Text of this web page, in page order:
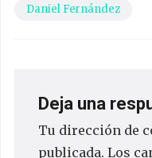
Daniel Fernández
Deja una
Tu dirección de
publicada. Los